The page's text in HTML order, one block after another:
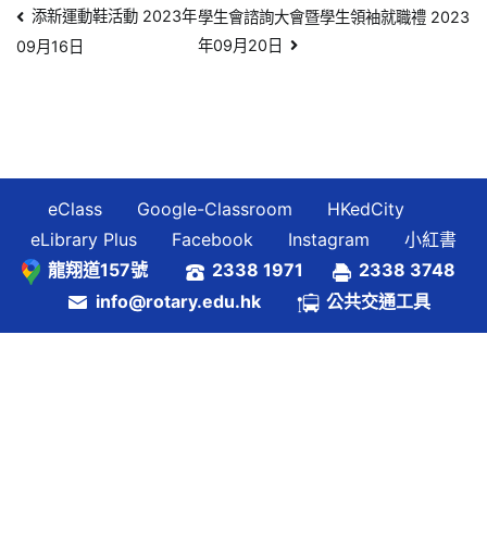
文
章
添新運動鞋活動 2023年
09月16日
學生會諮詢大會暨學生領袖就職禮 2023
年09月20日
eClass Google-Classroom
HKedCity
eLibrary Plus
Facebook Instagram
小紅書
龍翔道157號
2338 1971
2338 3748
info@rotary.edu.hk
公共交通工具